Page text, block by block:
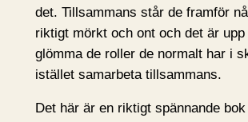
det. Tillsammans står de framför
riktigt mörkt och ont och det är
glömma de roller de normalt har i
istället samarbeta tillsammans.
Det här är en riktigt spännande